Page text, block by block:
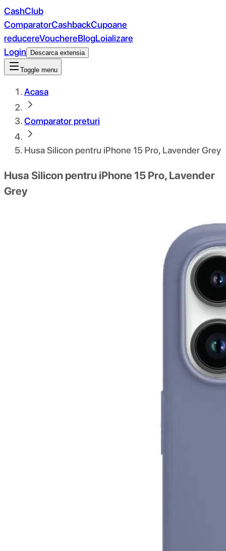
CashClub
ComparatorCashbackCupoane
reducereVouchereBlogLoializare
Login
Descarca extensia
Toggle menu
Acasa
Comparator preturi
Husa Silicon pentru iPhone 15 Pro, Lavender Grey
Husa Silicon pentru iPhone 15 Pro, Lavender
Grey